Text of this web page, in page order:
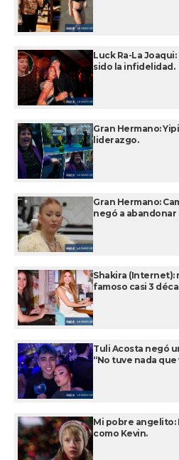
Luck Ra-La
sido la infidelidad.
Gran Hermano:
liderazgo.
Gran Hermano:
negó a abandonar
Shakira (Internet):
famoso casi 3
Tuli Acosta negó
“No tuve nada
Mi pobre angelito:
como Kevin.